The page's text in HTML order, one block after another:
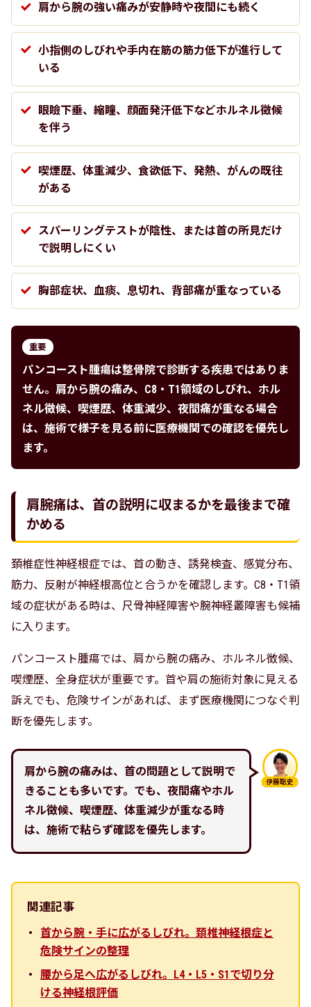
肩から腕の強い痛みが安静時や夜間にも続く
小指側のしびれや手内在筋の筋力低下が進行して
いる
眼瞼下垂、縮瞳、顔面発汗低下などホルネル徴候
を伴う
喫煙歴、体重減少、食欲低下、発熱、がんの既往
がある
スパーリングテストが陰性、または首の所見だけ
で説明しにくい
胸部症状、血痰、息切れ、背部痛が重なっている
重要
パンコースト腫瘍は整骨院で診断する疾患ではありま
せん。肩から腕の痛み、C8・T1領域のしびれ、ホル
ネル徴候、喫煙歴、体重減少、夜間痛が重なる場合
は、施術で様子を見る前に医療機関での確認を優先し
ます。
肩腕痛は、首の説明に収まるかを最後まで確
かめる
頚椎症性神経根症では、首の動き、誘発検査、感覚分布、
筋力、反射が神経根高位と合うかを確認します。C8・T1領
域の症状がある時は、尺骨神経障害や腕神経叢障害も候補
に入ります。
パンコースト腫瘍では、肩から腕の痛み、ホルネル徴候、
喫煙歴、全身症状が重要です。首や肩の施術対象に見える
訴えでも、危険サインがあれば、まず医療機関につなぐ判
断を優先します。
伊藤聡史
肩から腕の痛みは、首の問題として説明で
きることも多いです。でも、夜間痛やホル
ネル徴候、喫煙歴、体重減少が重なる時
は、施術で粘らず確認を優先します。
関連記事
首から腕・手に広がるしびれ。頚椎神経根症と
危険サインの整理
腰から足へ広がるしびれ。L4・L5・S1で切り分
ける神経根評価